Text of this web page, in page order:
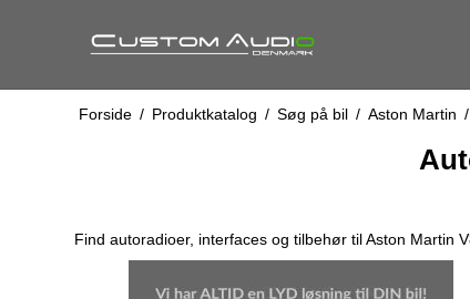
Forside / Produktkatalog / Søg på bil / Aston Martin /
Find autoradioer, interfaces og tilbehør til Aston Martin